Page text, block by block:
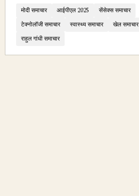
मोदी समाचार आईपीएल 2025
सेंसेक्स समाचार
टेक्नोलॉजी समाचार
स्वास्थ्य समाचार
खेल समाचार
राहुल गांधी समाचार